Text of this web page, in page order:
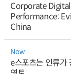
Corporate
Performance:
China
Now
e스포츠는 인류가